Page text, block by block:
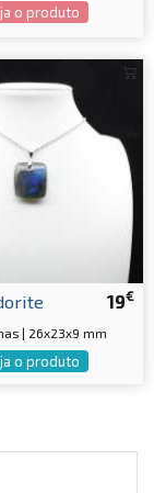
o produto
19€
| 26x23x9 mm
o produto